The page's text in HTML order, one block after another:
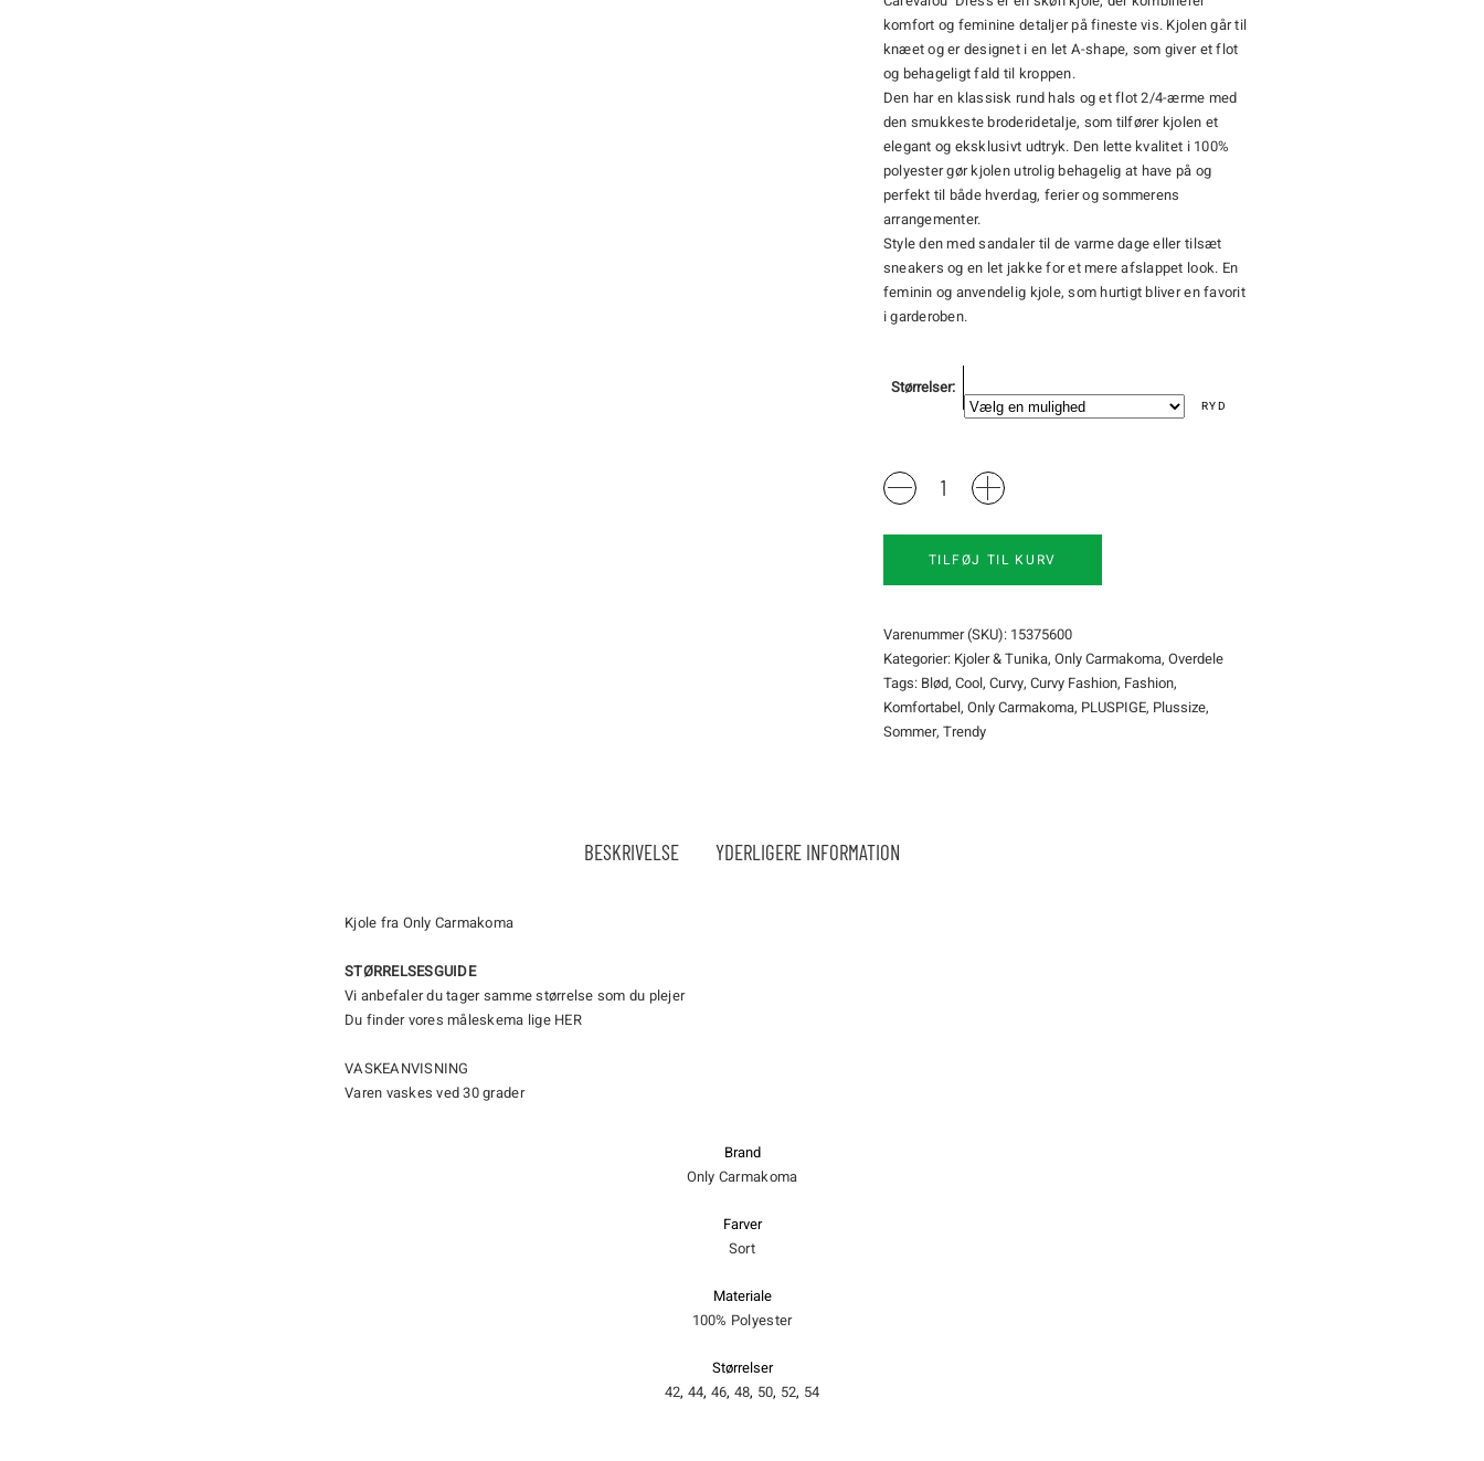
komfort og feminine detaljer på fineste vis. Kjolen går til
knæet og er designet i en let A-shape, som giver et flot
og behageligt fald til kroppen.
Den har en klassisk rund hals og et flot 2/4-ærme med
den smukkeste broderidetalje, som tilfører kjolen et
elegant og eksklusivt udtryk. Den lette kvalitet i 100%
polyester gør kjolen utrolig behagelig at have på og
perfekt til både hverdag, ferier og sommerens
arrangementer.
Style den med sandaler til de varme dage eller tilsæt
sneakers og en let jakke for et mere afslappet look. En
feminin og anvendelig kjole, som hurtigt bliver en favorit
i garderoben.
Størrelser
RYD
Carevalou
Dress
TILFØJ TIL KURV
Varenummer (SKU): 15375600
Kategorier: Kjoler & Tunika, Only Carmakoma, Overdele
Tags: Blød, Cool, Curvy, Curvy Fashion, Fashion,
Komfortabel, Only Carmakoma, PLUSPIGE, Plussize,
Sommer, Trendy
BESKRIVELSE YDERLIGERE INFORMATION
Kjole fra Only Carmakoma
STØRRELSESGUIDE
Vi anbefaler du tager samme størrelse som du plejer
Du finder vores måleskema lige HER
VASKEANVISNING
Varen vaskes ved 30 grader
Brand
Only Carmakoma
Farver
Sort
Materiale
100% Polyester
Størrelser
42, 44, 46, 48, 50, 52, 54